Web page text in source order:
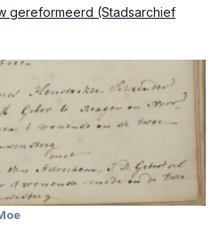
gereformeerd (Stadsarchief